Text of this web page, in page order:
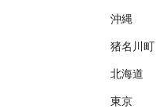
沖縄
猪名川町
北海道
東京